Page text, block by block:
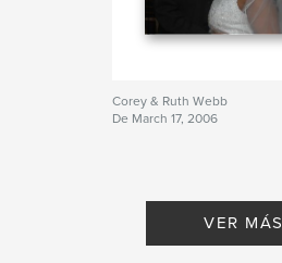
children , travel
Corey & Ruth Webb
De March 17, 2006
VER MÁS